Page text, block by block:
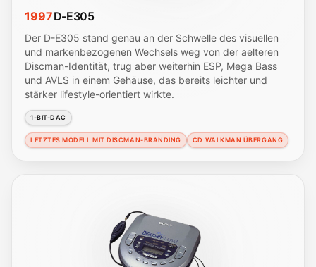
1997D-E305
Der D-E305 stand genau an der Schwelle des visuellen
und markenbezogenen Wechsels weg von der aelteren
Discman-Identität, trug aber weiterhin ESP, Mega Bass
und AVLS in einem Gehäuse, das bereits leichter und
stärker lifestyle-orientiert wirkte.
1-BIT-DAC
LETZTES MODELL MIT DISCMAN-BRANDING CD WALKMAN ÜBERGANG